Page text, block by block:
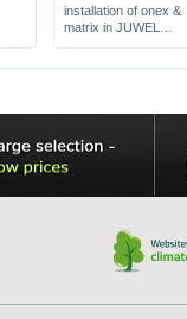
installation of onex &
matrix in JUWEL